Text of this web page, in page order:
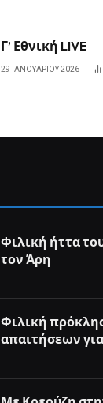
Γ’ Εθνική LIVE
29 ΙΑΝΟΥΑΡΊΟΥ 2026
Φιλική ήττα
τον Άρη
Φιλική
απαιτήσεων